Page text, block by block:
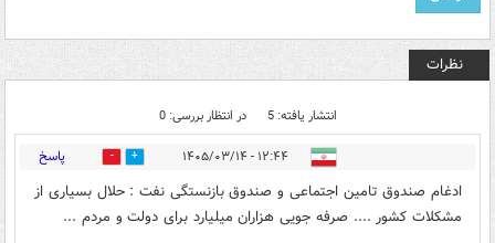
نظرات
انتشار یافته: 5 در انتظار بررسی: 0
۱۲:۴۴ - ۱۴۰۵/۰۳/۱۴ 1 پاسخ
ادغام صندوق تامین اجتماعی و صندوق بازنستگی نفت : حلال بسیاری از
مشکلات کشور .... صرفه جویی هزاران میلیارد برای دولت و مردم ...